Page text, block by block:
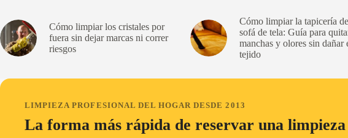
Cómo limpiar los cristales por
fuera sin dejar marcas ni correr
riesgos
Cómo limpiar la tapicería
sofá de tela: Guía para
manchas y olores sin dañar
tejido
LIMPIEZA PROFESIONAL DEL HOGAR DESDE 2013
La forma más rápida de reservar una limpieza